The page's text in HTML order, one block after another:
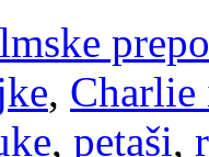
, Charlie
, petaši,